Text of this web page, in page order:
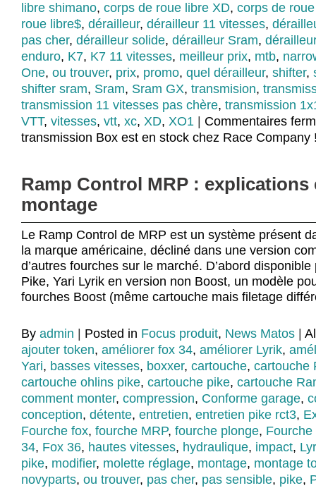
libre shimano, corps de roue libre XD, corps de
roue libre$, dérailleur, dérailleur 11 vitesses,
pas cher, dérailleur solide, dérailleur Sram,
enduro, K7, K7 11 vitesses, meilleur prix, mtb,
One, ou trouver, prix, promo, quel dérailleur, shifter,
shifter sram, Sram, Sram GX, transmision,
transmission 11 vitesses pas chère, transmission
VTT, vitesses, vtt, xc, XD, XO1
Commentaires
transmission Box est en stock chez Race Company
Ramp Control MRP : explications
montage
Le Ramp Control de MRP est un système présent
la marque américaine, décliné dans une version
d’autres fourches sur le marché. D’abord
Pike, Yari Lyrik en version non Boost, un modèle
fourches Boost (même cartouche mais filetage
By admin Posted in Focus produit, News Matos
ajouter token, améliorer fox 34, améliorer Lyrik,
Yari, basses vitesses, boxxer, cartouche, cartouche
cartouche ohlins pike, cartouche pike, cartouche
comment monter, compression, Conforme garage,
conception, détente, entretien, entretien pike rct3,
Fourche fox, fourche MRP, fourche plonge,
34, Fox 36, hautes vitesses, hydraulique, impact,
pike, modifier, molette réglage, montage, montage
novyparts, ou trouver, pas cher, pas sensible, pike,